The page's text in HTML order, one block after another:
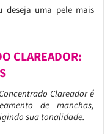
deseja uma pele mais
CLAREADOR:
Clareador é
de manchas,
sua tonalidade.